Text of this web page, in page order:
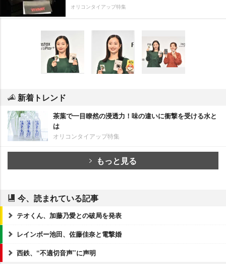
オリコンタイアップ特集
新着トレンド
茶葉で一目瞭然の浸透力！味の違いに衝撃を受ける水と
は
オリコンタイアップ特集
もっと見る
今、読まれている記事
テオくん、加藤乃愛との破局を発表
レインボー池田、佐藤佳奈と電撃婚
西鉄、“不適切音声”に声明